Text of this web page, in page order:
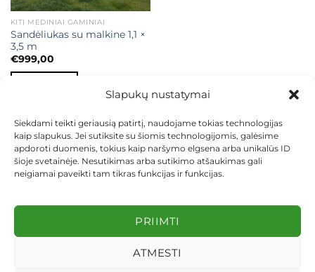
Slapukų nustatymai
Siekdami teikti geriausią patirtį, naudojame tokias technologijas
kaip slapukus. Jei sutiksite su šiomis technologijomis, galėsime
apdoroti duomenis, tokius kaip naršymo elgsena arba unikalūs ID
šioje svetainėje. Nesutikimas arba sutikimo atšaukimas gali
neigiamai paveikti tam tikras funkcijas ir funkcijas.
PRIIMTI
ATMESTI
KITI MEDINIAI GAMINIAI
Sandėliukas su malkine 1,1 ×
3,5 m
€999,00
KEITIMAS IR GRĄŽINIMAS
PRIVATUMO POLITIKA
Visos teisės saugomos 2026 ©dekosodas.lt